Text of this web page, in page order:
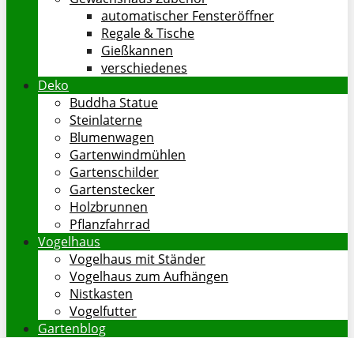
automatischer Fensteröffner
Regale & Tische
Gießkannen
verschiedenes
Deko
Buddha Statue
Steinlaterne
Blumenwagen
Gartenwindmühlen
Gartenschilder
Gartenstecker
Holzbrunnen
Pflanzfahrrad
Vogelhaus
Vogelhaus mit Ständer
Vogelhaus zum Aufhängen
Nistkasten
Vogelfutter
Gartenblog